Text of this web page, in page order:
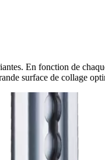
En fonction de
surface de collage